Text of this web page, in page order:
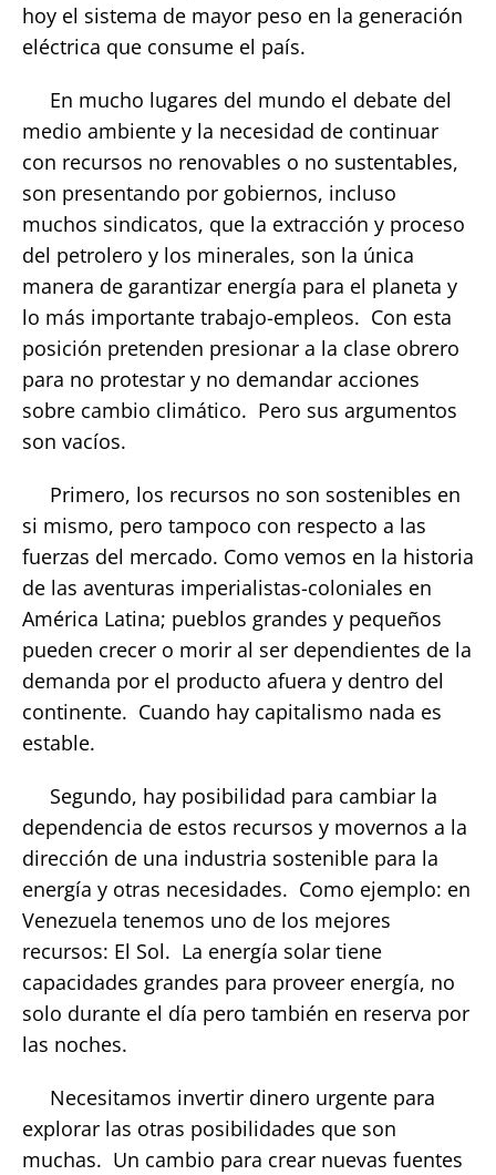
hoy el sistema de mayor peso en la generación
eléctrica que consume el país.
En mucho lugares del mundo el debate del
medio ambiente y la necesidad de continuar
con recursos no renovables o no sustentables,
son presentando por gobiernos, incluso
muchos sindicatos, que la extracción y proceso
del petrolero y los minerales, son la única
manera de garantizar energía para el planeta y
lo más importante trabajo-empleos. Con esta
posición pretenden presionar a la clase obrero
para no protestar y no demandar acciones
sobre cambio climático. Pero sus argumentos
son vacíos.
Primero, los recursos no son sostenibles en
si mismo, pero tampoco con respecto a las
fuerzas del mercado. Como vemos en la historia
de las aventuras imperialistas-coloniales en
América Latina; pueblos grandes y pequeños
pueden crecer o morir al ser dependientes de la
demanda por el producto afuera y dentro del
continente. Cuando hay capitalismo nada es
estable.
Segundo, hay posibilidad para cambiar la
dependencia de estos recursos y movernos a la
dirección de una industria sostenible para la
energía y otras necesidades. Como ejemplo: en
Venezuela tenemos uno de los mejores
recursos: El Sol. La energía solar tiene
capacidades grandes para proveer energía, no
solo durante el día pero también en reserva por
las noches.
Necesitamos invertir dinero urgente para
explorar las otras posibilidades que son
muchas. Un cambio para crear nuevas fuentes